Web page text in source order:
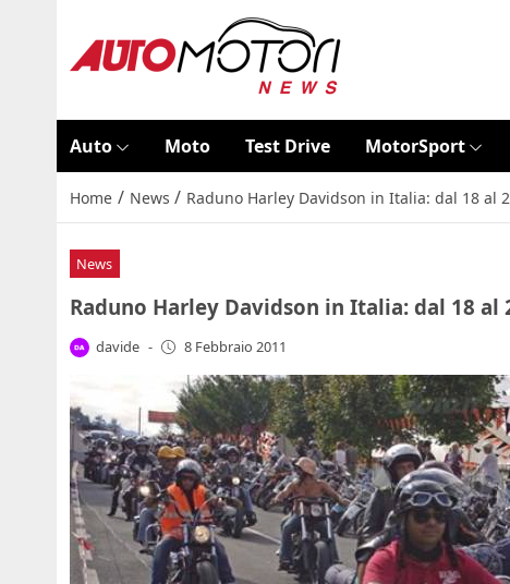
Auto Moto Test Drive MotorSport
Home / News / Raduno Harley Davidson in Italia: dal 18 al
News
Raduno Harley Davidson in Italia: dal 18 al
davide - 8 Febbraio 2011